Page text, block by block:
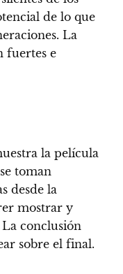
de lo que
La
fuertes e
la película
toman
desde la
mostrar y
La conclusión
sobre el final.